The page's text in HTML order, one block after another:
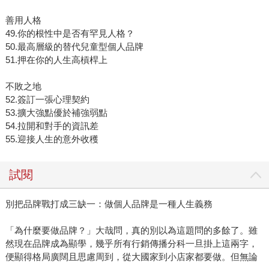
善用人格
49.你的根性中是否有罕見人格？
50.最高層級的替代兒童型個人品牌
51.押在你的人生高槓桿上
不敗之地
52.簽訂一張心理契約
53.擴大強點優於補強弱點
54.拉開和對手的資訊差
55.迎接人生的意外收穫
試閱
別把品牌戰打成三缺一：做個人品牌是一種人生義務
「為什麼要做品牌？」大哉問，真的別以為這題問的多餘了。雖
然現在品牌成為顯學，幾乎所有行銷傳播分科一旦掛上這兩字，
便顯得格局廣闊且思慮周到，從大國家到小店家都要做。但無論